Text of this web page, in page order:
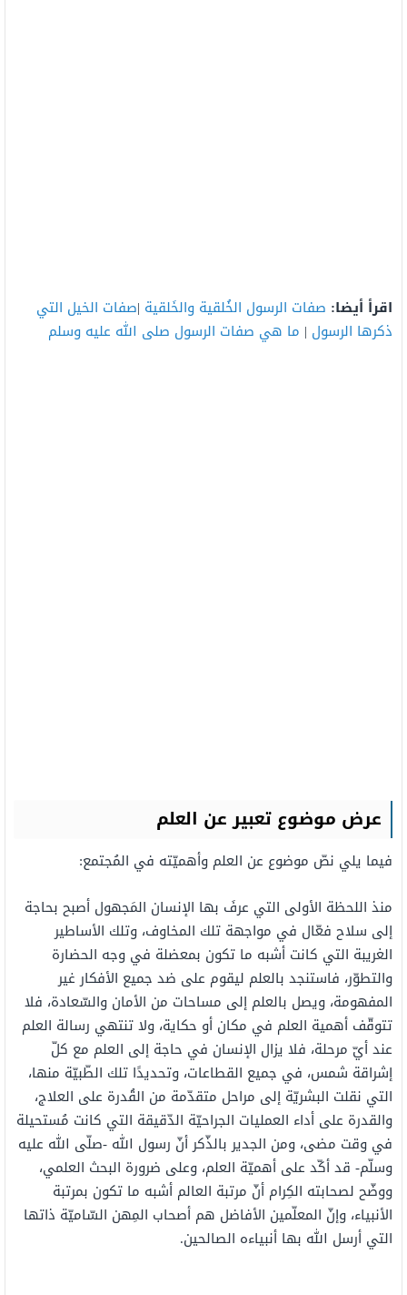
اقرأ أيضا: صفات الرسول الخُلقية والخَلقية |صفات الخيل التي
ذكرها الرسول | ما هي صفات الرسول صلى الله عليه وسلم
عرض موضوع تعبير عن العلم
فيما يلي نصّ موضوع عن العلم وأهميّته في المُجتمع:
منذ اللحظة الأولى التي عرفَ بها الإنسان المَجهول أصبح بحاجة
إلى سلاح فعّال في مواجهة تلك المخاوف، وتلك الأساطير
الغريبة التي كانت أشبه ما تكون بمعضلة في وجه الحضارة
والتطوّر، فاستنجد بالعلم ليقوم على ضد جميع الأفكار غير
المفهومة، ويصل بالعلم إلى مساحات من الأمان والسّعادة، فلا
تتوقّف أهمية العلم في مكان أو حكاية، ولا تنتهي رسالة العلم
عند أيّ مرحلة، فلا يزال الإنسان في حاجة إلى العلم مع كلّ
إشراقة شمس، في جميع القطاعات، وتحديدًا تلك الطّبيّة منها،
التي نقلت البشريّة إلى مراحل متقدّمة من القُدرة على العلاج،
والقدرة على أداء العمليات الجراحيّة الدّقيقة التي كانت مُستحيلة
في وقت مضى، ومن الجدير بالذّكر أنّ رسول الله -صلّى الله عليه
وسلّم- قد أكّد على أهميّة العلم، وعلى ضرورة البحث العلمي،
ووضّح لصحابته الكِرام أنّ مرتبة العالم أشبه ما تكون بمرتبة
الأنبياء، وإنّ المعلّمين الأفاضل هم أصحاب المِهن السّاميّة ذاتها
التي أرسل الله بها أنبياءه الصالحين.